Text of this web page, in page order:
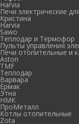
Harvia
Печи электрические
Кристина
Harvia
Sawo
Теплодар и Термофор
Пульты управления
Печи отопительные и
Aston
TMF
Теплодар
Варвара
Ермак
Этна
НМК
ПроМеталл
Котлы отопительные
Zota